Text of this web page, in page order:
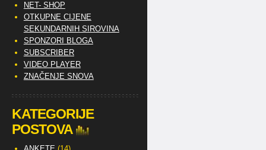
NET- SHOP
OTKUPNE CIJENE
SEKUNDARNIH SIROVINA
SPONZORI BLOGA
SUBSCRIBER
VIDEO PLAYER
ZNAČENJE SNOVA
KATEGORIJE
POSTOVA